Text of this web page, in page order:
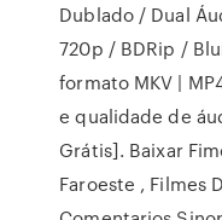
Dublado / Dual
720p / BDRip /
formato MKV |
e qualidade de
Grátis]. Baixar
Faroeste , Filmes